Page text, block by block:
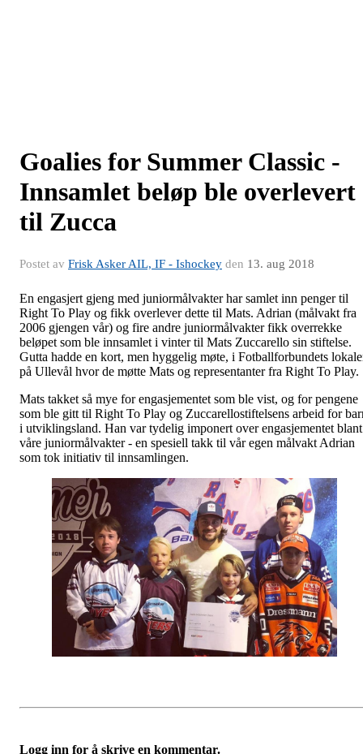
Goalies for Summer Classic -
Innsamlet beløp ble overlevert
til Zucca
Postet av Frisk Asker AIL, IF - Ishockey den 13. aug 2018
En engasjert gjeng med juniormålvakter har samlet inn penger til
Right To Play og fikk overlever dette til Mats. Adrian (målvakt fra
2006 gjengen vår) og fire andre juniormålvakter fikk overrekke
beløpet som ble innsamlet i vinter til Mats Zuccarello sin stiftelse.
Gutta hadde en kort, men hyggelig møte, i Fotballforbundets
på Ullevål hvor de møtte Mats og representanter fra Right To Play.
Mats takket så mye for engasjementet som ble vist, og for pengene
som ble gitt til Right To Play og Zuccarellostiftelsens arbeid for
i utviklingsland. Han var tydelig imponert over engasjementet blant
våre juniormålvakter - en spesiell takk til vår egen målvakt Adrian
som tok initiativ til innsamlingen.
Logg inn for å skrive en kommentar.